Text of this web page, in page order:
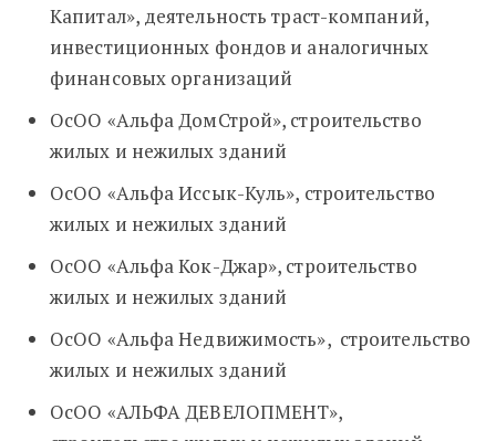
Капитал», деятельность траст-компаний,
инвестиционных фондов и аналогичных
финансовых организаций
ОсОО «Альфа ДомСтрой», строительство
жилых и нежилых зданий
ОсОО «Альфа Иссык-Куль», строительство
жилых и нежилых зданий
ОсОО «Альфа Кок-Джар», строительство
жилых и нежилых зданий
ОсОО «Альфа Недвижимость», строительство
жилых и нежилых зданий
ОсОО «АЛЬФА ДЕВЕЛОПМЕНТ»,